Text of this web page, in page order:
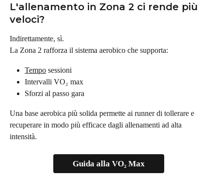
L'allenamento in Zona 2 ci rende più
veloci?
Indirettamente, sì.
La Zona 2 rafforza il sistema aerobico che supporta:
Tempo sessioni
Intervalli VO₂ max
Sforzi al passo gara
Una base aerobica più solida permette ai runner di tollerare e
recuperare in modo più efficace dagli allenamenti ad alta
intensità.
Guida alla VO₂ Max